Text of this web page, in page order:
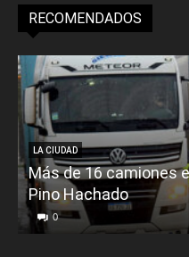
RECOMENDADOS
LA CIUDAD
Más de 16 camiones
Pino Hachado
0